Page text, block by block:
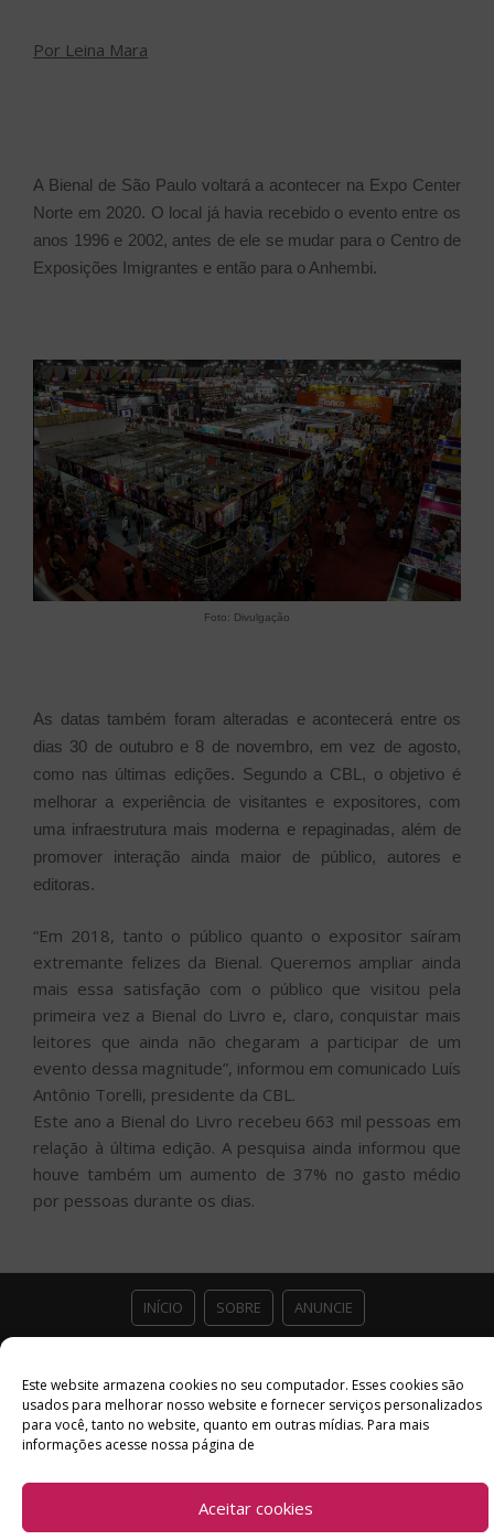
Este website armazena cookies no seu computador. Esses cookies são
usados ​​para melhorar nosso website e fornecer serviços personalizados
para você, tanto no website, quanto em outras mídias. Para mais
informações acesse nossa página de
Aceitar cookies
Por Leina Mara
A Bienal de São Paulo voltará a acontecer na Expo Center
Norte em 2020. O local já havia recebido o evento entre os
anos 1996 e 2002, antes de ele se mudar para o Centro de
Exposições Imigrantes e então para o Anhembi.
Foto: Divulgação
As datas também foram alteradas e acontecerá entre os
dias 30 de outubro e 8 de novembro, em vez de agosto,
como nas últimas edições. Segundo a CBL, o objetivo é
melhorar a experiência de visitantes e expositores, com
uma infraestrutura mais moderna e repaginadas, além de
promover interação ainda maior de público, autores e
editoras.
“Em 2018, tanto o público quanto o expositor saíram
extremante felizes da Bienal. Queremos ampliar ainda
mais essa satisfação com o público que visitou pela
primeira vez a Bienal do Livro e, claro, conquistar mais
leitores que ainda não chegaram a participar de um
evento dessa magnitude”, informou em comunicado Luís
Antônio Torelli, presidente da CBL.
Este ano a Bienal do Livro recebeu 663 mil pessoas em
relação à última edição. A pesquisa ainda informou que
houve também um aumento de 37% no gasto médio
por pessoas durante os dias.
INÍCIO SOBRE ANUNCIE
CONTATO POLÍTICA DE PRIVACIDADE
FacebookTwitter
2026 Acesso Cultural - Arte, Cultura Pop e Entretenimento